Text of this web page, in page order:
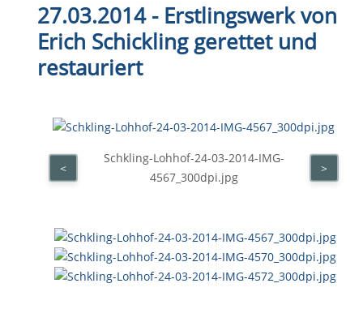
27.03.2014 - Erstlingswerk von
Erich Schickling gerettet und
restauriert
Schkling-Lohhof-24-03-2014-IMG-
4567_300dpi.jpg
< >